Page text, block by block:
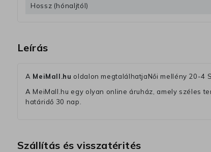
Hossz (hónaljtól)
Leírás
A MeiMall.hu oldalon megtalálhatjaNői mellény 20-4
A MeiMall.hu egy olyan online áruház, amely széles
határidő 30 nap.
Szállítás és visszatérités